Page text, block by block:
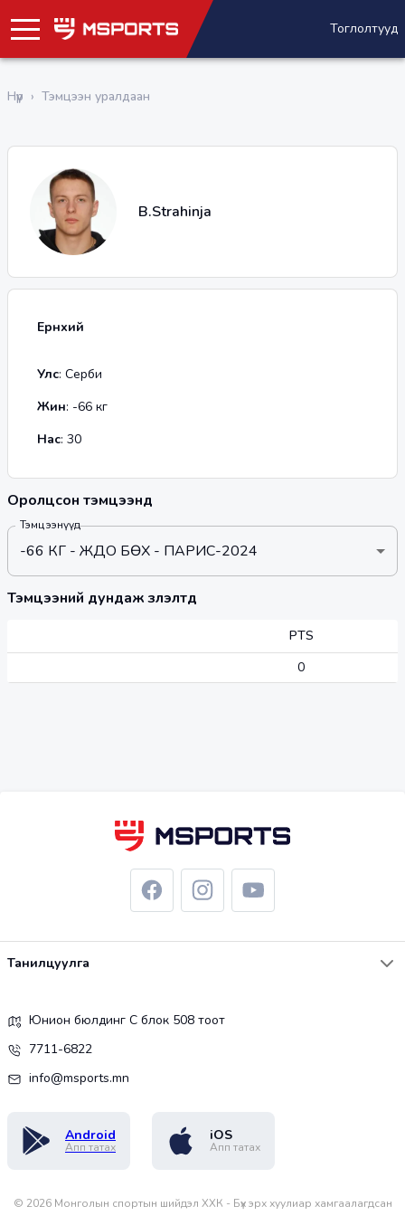
Тоглолтууд
Нүүр › Тэмцээн уралдаан
B.Strahinja
Ерөнхий
Улс: Серби
Жин: -66 кг
Нас: 30
Оролцсон тэмцээнүүд
Тэмцээнүүд
-66 КГ - ЖҮДО БӨХ - ПАРИС-2024
Тэмцээний дундаж үзүүлэлтүүд
PTS
0
Танилцуулга
Юнион бюлдинг С блок 508 тоот
7711-6822
info@msports.mn
Android
Апп татах
iOS
Апп татах
© 2026Монголын спортын шийдэл ХХК - Бүх эрх хуулиар хамгаалагдсан